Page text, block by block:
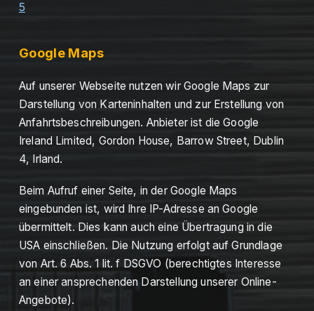
5
Google Maps
Auf unserer Webseite nutzen wir Google Maps zur
Darstellung von Karteninhalten und zur Erstellung von
Anfahrtsbeschreibungen. Anbieter ist die Google
Ireland Limited, Gordon House, Barrow Street, Dublin
4, Irland.
Beim Aufruf einer Seite, in der Google Maps
eingebunden ist, wird Ihre IP-Adresse an Google
übermittelt. Dies kann auch eine Übertragung in die
USA einschließen. Die Nutzung erfolgt auf Grundlage
von Art. 6 Abs. 1 lit. f DSGVO (berechtigtes Interesse
an einer ansprechenden Darstellung unserer Online-
Angebote).